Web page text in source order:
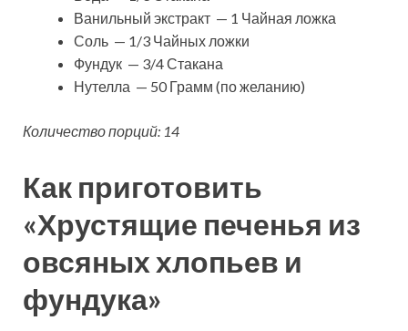
Ванильный экстракт — 1 Чайная ложка
Соль — 1/3 Чайных ложки
Фундук — 3/4 Стакана
Нутелла — 50 Грамм (по желанию)
Количество порций: 14
Как приготовить
«Хрустящие печенья из
овсяных хлопьев и
фундука»